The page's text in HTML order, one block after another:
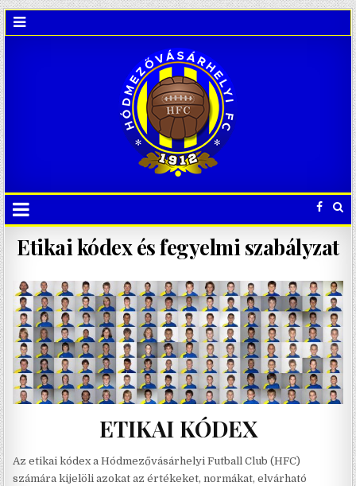
Etikai kódex és fegyelmi szabályzat
ETIKAI KÓDEX
Az etikai kódex a Hódmezővásárhelyi Futball Club (HFC)
számára kijelöli azokat az értékeket, normákat, elvárható